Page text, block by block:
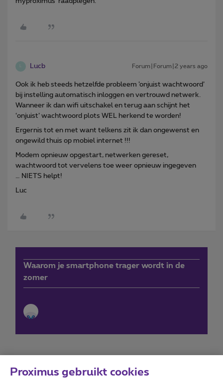
Lucb Forum|Forum|2 years ago
Ook ik heb steeds hetzelfde probleem ’onjuist wachtwoord’
bij instelling automatisch inloggen en vertrouwd netwerk.
Wanneer ik dan wifi uitschakel en terug aan schijnt het
‘onjuist’ wachtwoord plots WEL herkend te worden!
Ergernis tot en met want telkens zit ik dan ongewenst en
ongewild thuis op mobiel internet !!!
Modem opnieuw opgestart, netwerken gereset,
wachtwoord tot vervelens toe weer opnieuw ingegeven
… NIETS helpt!
Luc
Waarom je smartphone trager wordt in de
zomer
Proximus gebruikt cookies